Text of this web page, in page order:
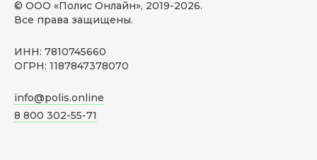
© ООО «Полис Онлайн», 2019-2026.
Все права защищены.
ИНН: 7810745660
ОГРН: 1187847378070
info@polis.online
8 800 302-55-71